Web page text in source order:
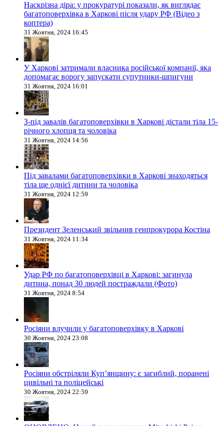
Наскрізна діра: у прокуратурі показали, як виглядає
багатоповерхівка в Харкові після удару РФ (Відео з
коптера)
31 Жовтня, 2024 16:45
У Харкові затримали власника російської компанії, яка
допомагає ворогу запускати супутники-шпигуни
31 Жовтня, 2024 16:01
З-під завалів багатоповерхівки в Харкові дістали тіла 15-
річного хлопця та чоловіка
31 Жовтня, 2024 14:56
Під завалами багатоповерхівки в Харкові знаходяться
тіла ще однієї дитини та чоловіка
31 Жовтня, 2024 12:59
Президент Зеленський звільнив генпрокурора Костіна
31 Жовтня, 2024 11:34
Удар РФ по багатоповерхівці в Харкові: загинула
дитина, понад 30 людей постраждали (Фото)
31 Жовтня, 2024 8:54
Росіяни влучили у багатоповерхівку в Харкові
30 Жовтня, 2024 23:08
Росіяни обстріляли Купʼянщину: є загиблий, поранені
цивільні та поліцейські
30 Жовтня, 2024 22:59